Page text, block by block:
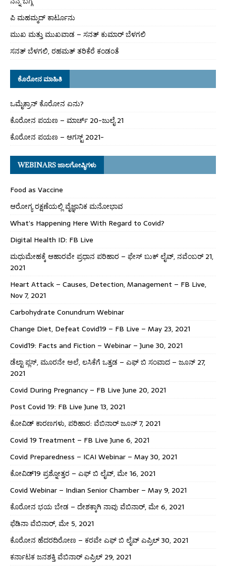
ಪಿ ಮಹಮ್ಮದ್ ಕಾರ್ಟೂನು
ಮುಖ ಮತ್ತು ಮುಖವಾಡ – ಸನತ್ ಕುಮಾರ್ ಬೆಳಗಲಿ
ಸನತ್ ಬೆಳಗಲಿ, ರಹಮತ್ ತರಿಕೆರೆ ಕಂಡಂತೆ
ಕೊರೋನ ಮಾಹಿತಿ
ಒಮೈಕ್ರಾನ್ ಕೊರೋನ ಏನು?
ಕೊರೋನ ಪಯಣ – ಮಾರ್ಚ್ 20-ಜುಲೈ 21
ಕೊರೋನ ಪಯಣ – ಆಗಸ್ಟ್ 2021-
WEBINARS ಜಾಲಗೋಷ್ಠಿಗಳು
Food as Vaccine
ಆರೋಗ್ಯ ರಕ್ಷಣೆಯಲ್ಲಿ ವೈಜ್ಞಾನಿಕ ಮನೋಭಾವ
What’s Happening Here With Regard to Covid?
Digital Health ID: FB Live
ಮಧುಮೇಹಕ್ಕೆ ಆಹಾರವೇ ಪ್ರಧಾನ ಪರಿಹಾರ – ಫೇಸ್ ಬುಕ್ ಲೈವ್, ನವೆಂಬರ್ 21,
2021
Heart Attack – Causes, Detection, Management – FB Live,
Nov 7, 2021
Carbohydrate Conundrum Webinar
Change Diet, Defeat Covid19 – FB Live – May 23, 2021
Covid19: Facts and Fiction – Webinar – June 30, 2021
ಡೆಲ್ಟಾ ಪ್ಲಸ್, ಮೂರನೇ ಅಲೆ, ಲಸಿಕೆಗೆ ಒತ್ತಡ – ಎಫ್ ಬಿ ಸಂವಾದ – ಜೂನ್ 27,
2021
Covid During Pregnancy – FB Live June 20, 2021
Post Covid 19: FB Live June 13, 2021
ಕೋವಿಡ್ ಕಾರಣಗಳು, ಪರಿಹಾರ: ವೆಬಿನಾರ್ ಜೂನ್ 7, 2021
Covid 19 Treatment – FB Live June 6, 2021
Covid Preparedness – ICAI Webinar – May 30, 2021
ಕೋವಿಡ್19 ಪ್ರಶ್ನೋತ್ತರ – ಎಫ್ ಬಿ ಲೈವ್, ಮೇ 16, 2021
Covid Webinar – Indian Senior Chamber – May 9, 2021
ಕೊರೋನ ಭಯ ಬೇಡ – ದೇಶಕ್ಕಾಗಿ ನಾವು ವೆಬಿನಾರ್, ಮೇ 6, 2021
ಫೆಡಿನಾ ವೆಬಿನಾರ್, ಮೇ 5, 2021
ಕೊರೋನ ಹೆದರದಿರೋಣ – ಕರವೇ ಎಫ್ ಬಿ ಲೈವ್ ಎಪ್ರಿಲ್ 30, 2021
ಕರ್ನಾಟಕ ಜನಶಕ್ತಿ ವೆಬಿನಾರ್ ಎಪ್ರಿಲ್ 29, 2021